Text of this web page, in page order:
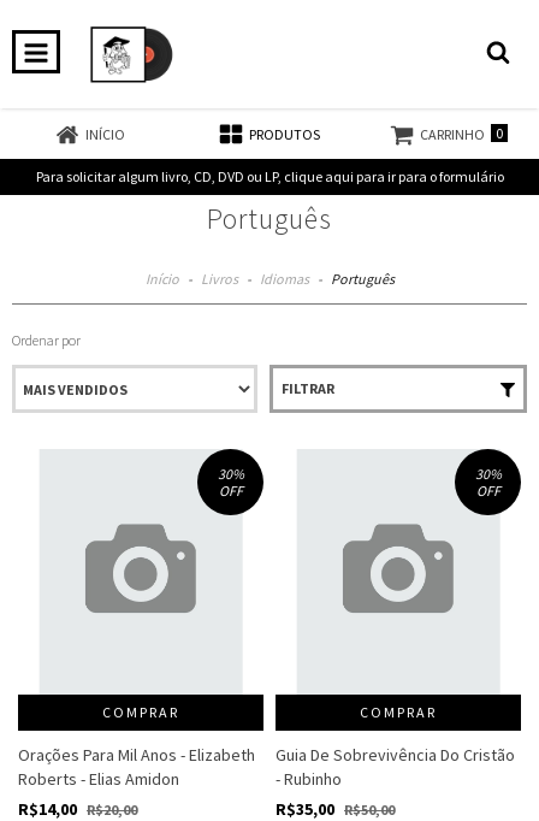
INÍCIO PRODUTOS CARRINHO 0
Para solicitar algum livro, CD, DVD ou LP, clique aqui para ir para o formulário
Português
Início - Livros - Idiomas - Português
Ordenar por
FILTRAR
30%
OFF
COMPRAR
Orações Para Mil Anos - Elizabeth
Roberts - Elias Amidon
R$14,00 R$20,00
30%
OFF
COMPRAR
Guia De Sobrevivência Do Cristão
- Rubinho
R$35,00 R$50,00